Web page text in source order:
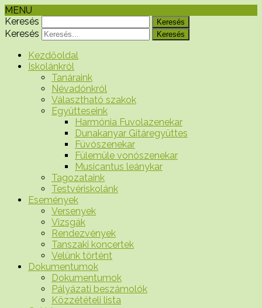
MENU
Keresés
Keresés
Kezdőoldal
Iskolánkról
Tanáraink
Névadónkról
Választható szakok
Együtteseink
Harmónia Fuvolazenekar
Dunakanyar Gitáregyüttes
Fúvószenekar
Fülemüle vonószenekar
Musicantus leánykar
Tagozataink
Testvériskolánk
Események
Versenyek
Vizsgák
Rendezvények
Tanszaki koncertek
Velünk történt
Dokumentumok
Dokumentumok
Pályázati beszámolók
Közzétételi lista